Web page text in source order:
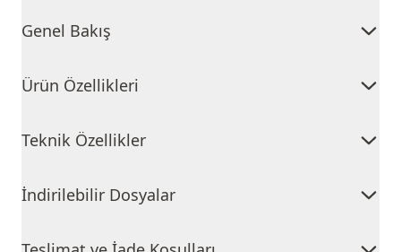
Genel Bakış
Ürün Özellikleri
Teknik Özellikler
İndirilebilir Dosyalar